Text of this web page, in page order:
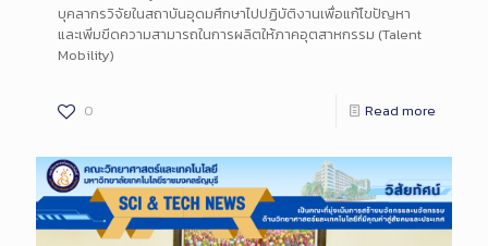
บุคลากรวิจัยในสถาบันอุดมศึกษาไปปฏิบัติงานเพื่อแก้ไขปัญหา
และเพิ่มขีดความสามารถในการผลิตให้ภาคอุตสาหกรรม (Talent
Mobility)
0 Read more